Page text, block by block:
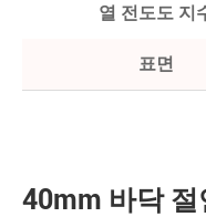
열 전도도 지
표면
40mm 바닥 절